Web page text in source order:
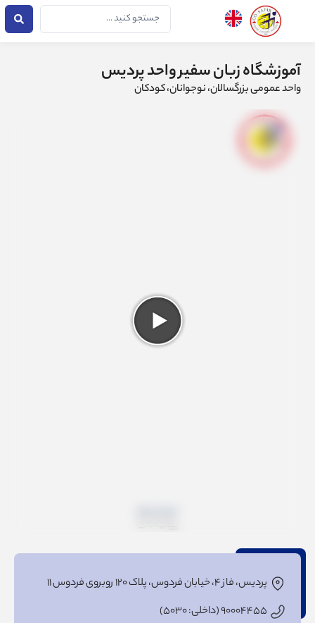
جستجو
آموزشگاه زبان سفیر واحد پردیس
واحد عمومی بزرگسالان، نوجوانان، کودکان
پردیس، فاز ۴، خیابان فردوس، پلاک ۱۲۰ روبروی فردوس ۱۱
۹۰۰۰۴۴۵۵ (داخلی: ۵۰۳۰)